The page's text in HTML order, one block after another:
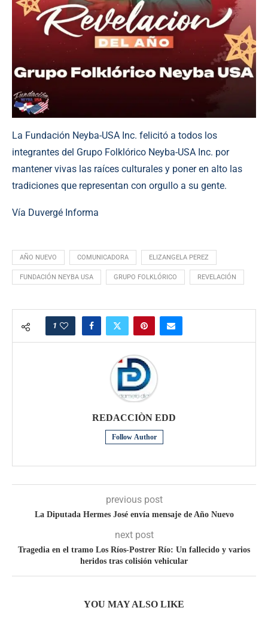
La Fundación Neyba-USA Inc. felicitó a todos los
integrantes del Grupo Folklórico Neyba-USA Inc. por
mantener vivas las raíces culturales y poner en alto las
tradiciones que representan con orgullo a su gente.
Vía Duvergé Informa
AÑO NUEVO COMUNICADORA ELIZANGELA PEREZ
FUNDACIÓN NEYBA USA GRUPO FOLKLÓRICO REVELACIÓN
1
REDACCIÒN EDD
Follow Author
previous post
La Diputada Hermes José envía mensaje de Año Nuevo
next post
Tragedia en el tramo Los Ríos-Postrer Río: Un fallecido y varios
heridos tras colisión vehicular
YOU MAY ALSO LIKE